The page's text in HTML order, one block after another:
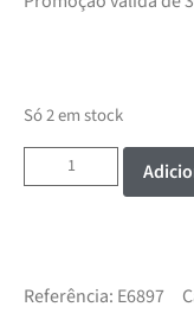
Só 2 em stock
Referência: E6897